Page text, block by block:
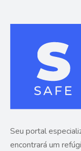
Seu portal
encontrará um